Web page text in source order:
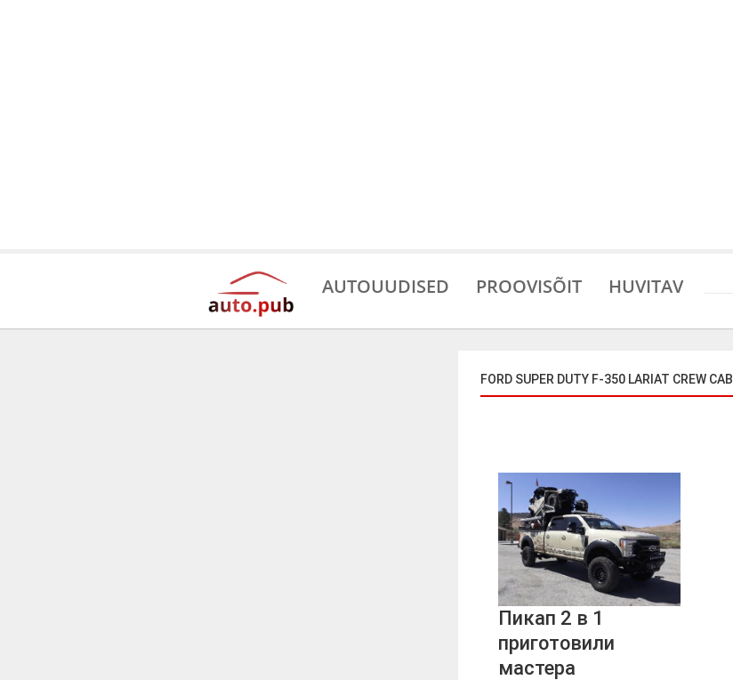
AUTOUUDISED PROOVISÕIT HUVITAV
FORD SUPER DUTY F-350 LARIAT CREW CAB
Пикап 2 в 1
приготовили
мастера